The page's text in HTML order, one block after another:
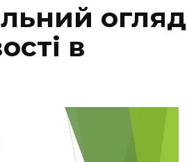
огляд
в